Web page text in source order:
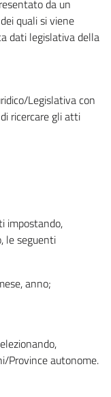
da un
quali si viene
dati legislativa della
Legislativa con
ricercare gli atti
impostando,
le seguenti
anno;
Province autonome.